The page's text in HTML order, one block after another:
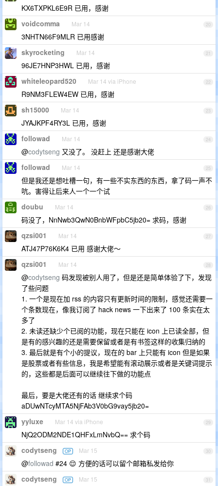
KX6TXPKL6E9R 已用，感谢
20
voidcomma Mar 14
3NHTN66F9MLR 已用感谢
21
skyrocketing Mar 14
96JE7HNP3HWL 已用，感谢
22
whiteleopard520 Mar 14 via iPhone
R9NM3FLEW4EW 已用，感谢
23
sh15000 Mar 14
JYAJKPF4RY3L 已用，感谢
24
followad Mar 14
@codytseng 又没了。 没赶上 还是感谢大佬
25
followad Mar 14
但是我还是想吐槽一句，有一些不实东西的东西，拿了码一声不
吭。害得让后来人一个一个试
26
doubu Mar 14
码没了，NnNwb3QwN0BnbWFpbC5jb20= 求码，感谢
27
qzsi001 Mar 14
ATJ47P76K6K4 已用 感谢大佬～
28
qzsi001 Mar 14
@codytseng 码发现被别人用了，但是还是简单体验了下，发现
了些问题
1. 一个是现在加 rss 的内容只有更新时间的限制，感觉还需要一
个条数现在，像我订阅了 hack news 一下出来了 100 条实在太
多了
2. 未读还缺少个已阅的功能，现在只能在 icon 上已读全部，但
是有的感兴趣的还是需要保留或者是有书签这样的收集归纳的
3. 最后就是有个小的提议，现在的 bar 上只能有 icon 但是如果
是股票或者有些信息，我是希望能有滚动展示或者是关键词提示
的，这些都是后面可以继续往下做的功能点
最后，要是大佬还有的话 继续求个码
aDUwNTcyMTA5NjFAb3V0bG9vay5jb20=
29
yyluxe Mar 14 via iPhone
NjQ2ODM2NDE1QHFxLmNvbQ== 求个码
30
codytseng OP Mar 15
@followad #24 😌 方便的话可以留个邮箱私发给你
31
codytseng OP Mar 15